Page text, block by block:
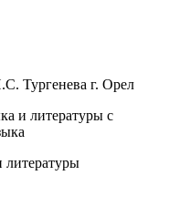
Тургенева г. Орел
и литературы с
литературы